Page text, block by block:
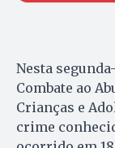
Nesta
Combate ao
Crianças e
crime